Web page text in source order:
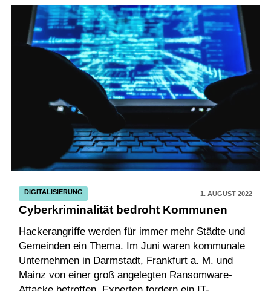
DIGITALISIERUNG 1. AUGUST 2022
Cyberkriminalität bedroht Kommunen
Hackerangriffe werden für immer mehr Städte und
Gemeinden ein Thema. Im Juni waren kommunale
Unternehmen in Darmstadt, Frankfurt a. M. und
Mainz von einer groß angelegten Ransomware-